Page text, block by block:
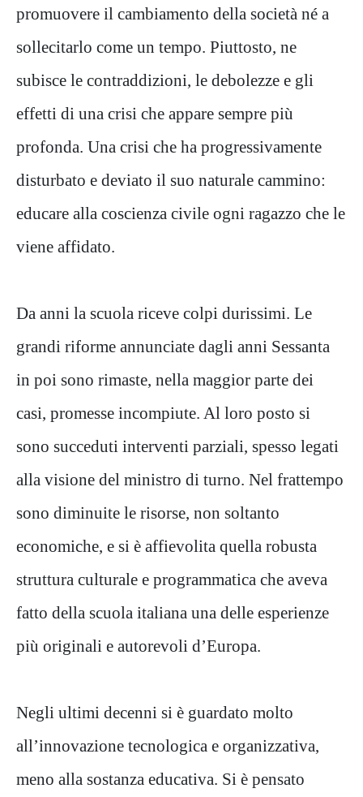
promuovere il cambiamento della società né a
sollecitarlo come un tempo. Piuttosto, ne
subisce le contraddizioni, le debolezze e gli
effetti di una crisi che appare sempre più
profonda. Una crisi che ha progressivamente
disturbato e deviato il suo naturale cammino:
educare alla coscienza civile ogni ragazzo che le
viene affidato.
Da anni la scuola riceve colpi durissimi. Le
grandi riforme annunciate dagli anni Sessanta
in poi sono rimaste, nella maggior parte dei
casi, promesse incompiute. Al loro posto si
sono succeduti interventi parziali, spesso legati
alla visione del ministro di turno. Nel frattempo
sono diminuite le risorse, non soltanto
economiche, e si è affievolita quella robusta
struttura culturale e programmatica che aveva
fatto della scuola italiana una delle esperienze
più originali e autorevoli d’Europa.
Negli ultimi decenni si è guardato molto
all’innovazione tecnologica e organizzativa,
meno alla sostanza educativa. Si è pensato